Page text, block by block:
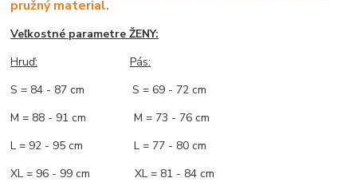
pružný material.
Veľkostné parametre ŽENY:
Hruď:
Pás:
S = 84 - 87 cm S = 69 - 72 cm
M = 88 - 91 cm M = 73 - 76 cm
L = 92 - 95 cm L = 77 - 80 cm
XL = 96 - 99 cm XL = 81 - 84 cm